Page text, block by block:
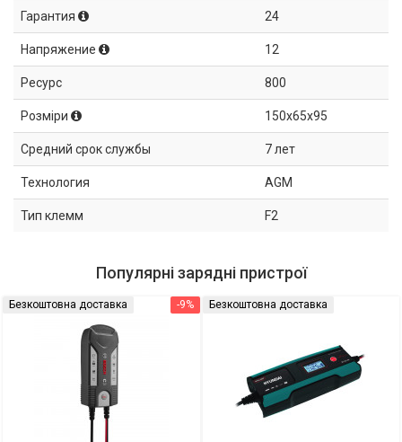
Гарантия 24
Напряжение 12
Ресурс 800
Розміри 150x65x95
Средний срок службы 7 лет
Технология AGM
Тип клемм F2
Популярні зарядні пристрої
-9%
Безкоштовна доставка Безкоштовна доставка